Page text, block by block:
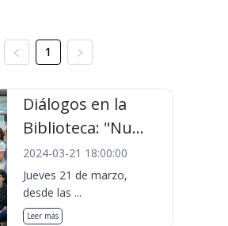
1
Diálogos en la
Biblioteca: "Nu...
2024-03-21 18:00:00
Jueves 21 de marzo,
desde las ...
Leer más